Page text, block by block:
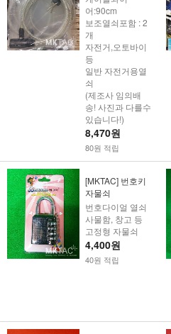
어:90cm
보조열쇠포함 : 2
개
자전거,오토바이
등
일반 자전거용열
쇠
(제조사 임의배
송! 사진과 다를수
있습니다!)
8,470원
80원 적립
[MKTAC] 번호키
자물쇠
번호다이얼 열쇠
사물함, 창고 등
고정형 자물쇠
4,400원
40원 적립